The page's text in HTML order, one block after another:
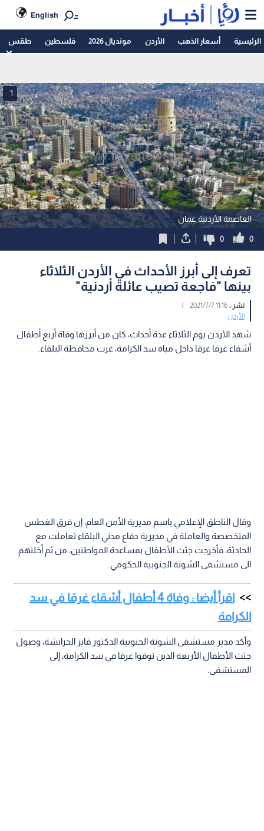
English
الرئيسية أسعار الذهب الأردن مونديال 2026 فلسطين طقس
العاصمة الأردنية عمان
1
0
0
تعرف إلى أبرز الأحداث في الأردن الثلاثاء
بينها "فاجعة تصيب عائلة أردنية"
نشر :11:16 2021/7/7
|
الأردن
شهد الأردن يوم الثلاثاء عدة أحداث، كان من أبرزها وفاة أربع أطفال
أشقاء غرقا غرقا داخل مياه سد الكرامة، غرب محافظة البلقاء.
وقال الناطق الإعلامي باسم مديرية الأمن العام، إن فرق الغطس
المتخصصة والعاملة في مديرية دفاع مدني البلقاء تعاملت مع
الحادثة، فأخرجت جثث الأطفال بمساعدة المواطنين، من ثم أخلتهم
الى مستشفى الشونة الجنوبية الحكومي.
اقرأ أيضا : وفاة 4 أطفال أشقاء غرقا في سد
الكرامة
وأكد مدير مستشفى الشونة الجنوبية الدكتور فايز الخرابشة، وصول
جثث الأطفال الأربعة الذين توفوا غرقا في سد الكرامة، إلى
المستشفى.